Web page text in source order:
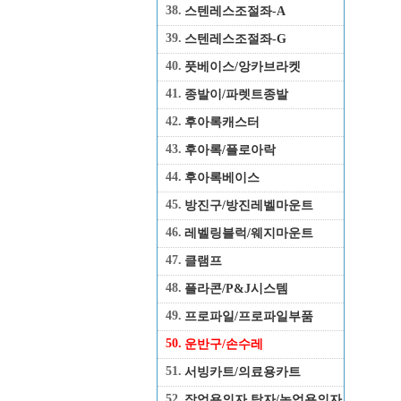
38. 스텐레스조절좌-A
39. 스텐레스조절좌-G
40. 풋베이스/앙카브라켓
41. 종발이/파렛트종발
42. 후아록캐스터
43. 후아록/플로아락
44. 후아록베이스
45. 방진구/방진레벨마운트
46. 레벨링블럭/웨지마운트
47. 클램프
48. 플라콘/P&J시스템
49. 프로파일/프로파일부품
50. 운반구/손수레
51. 서빙카트/의료용카트